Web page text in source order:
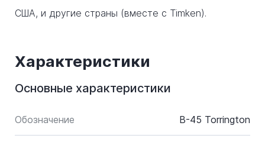
США, и другие страны (вместе с Timken).
Характеристики
Основные характеристики
Обозначение B-45 Torrington